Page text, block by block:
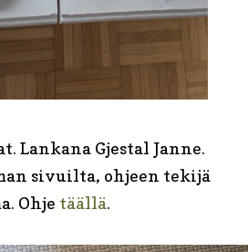
Lankana Gjestal Janne.
sivuilta, ohjeen tekijä
Ohje täällä.